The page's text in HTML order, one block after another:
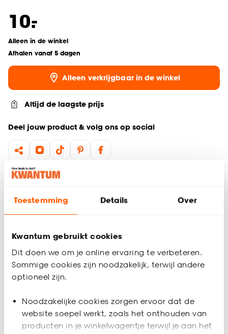
Toestemming Details Over
Kwantum gebruikt cookies
Dit doen we om je online ervaring te verbeteren.
Sommige cookies zijn noodzakelijk, terwijl andere
optioneel zijn.
Noodzakelijke cookies zorgen ervoor dat de
website soepel werkt, zoals het onthouden van
producten in je winkelwagentje terwijl je aan het
10.
-
Alleen in de winkel
Afhalen vanaf 5 dagen
Alleen verkrijgbaar in de winkel
Altijd de laagste prijs
Deel jouw product & volg ons op social
Productomschrijving
Productspecificaties
Artikelnummer
EAN nummer 8712879137375
Materiaal Glas
Overige informatie